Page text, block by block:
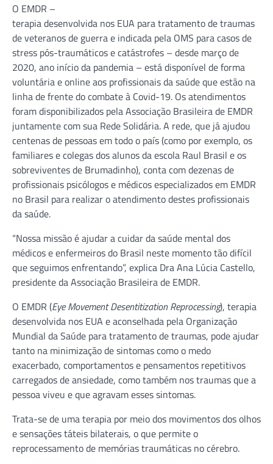
O EMDR –
terapia desenvolvida nos EUA para tratamento de traumas
de veteranos de guerra e indicada pela OMS para casos de
stress pós-traumáticos e catástrofes – desde março de
2020, ano início da pandemia – está disponível de forma
voluntária e online aos profissionais da saúde que estão na
linha de frente do combate à Covid-19. Os atendimentos
foram disponibilizados pela Associação Brasileira de EMDR
juntamente com sua Rede Solidária. A rede, que já ajudou
centenas de pessoas em todo o país (como por exemplo, os
familiares e colegas dos alunos da escola Raul Brasil e os
sobreviventes de Brumadinho), conta com dezenas de
profissionais psicólogos e médicos especializados em EMDR
no Brasil para realizar o atendimento destes profissionais
da saúde.
“Nossa missão é ajudar a cuidar da saúde mental dos
médicos e enfermeiros do Brasil neste momento tão difícil
que seguimos enfrentando”, explica Dra Ana Lúcia Castello,
presidente da Associação Brasileira de EMDR.
O EMDR (Eye Movement Desentitization Reprocessing), terapia
desenvolvida nos EUA e aconselhada pela Organização
Mundial da Saúde para tratamento de traumas, pode ajudar
tanto na minimização de sintomas como o medo
exacerbado, comportamentos e pensamentos repetitivos
carregados de ansiedade, como também nos traumas que a
pessoa viveu e que agravam esses sintomas.
Trata-se de uma terapia por meio dos movimentos dos olhos
e sensações táteis bilaterais, o que permite o
reprocessamento de memórias traumáticas no cérebro.